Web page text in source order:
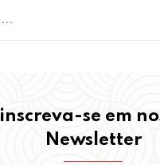
inscreva-se em
Newsletter